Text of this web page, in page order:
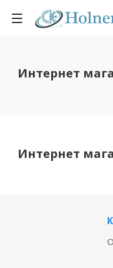
Интернет
Интернет